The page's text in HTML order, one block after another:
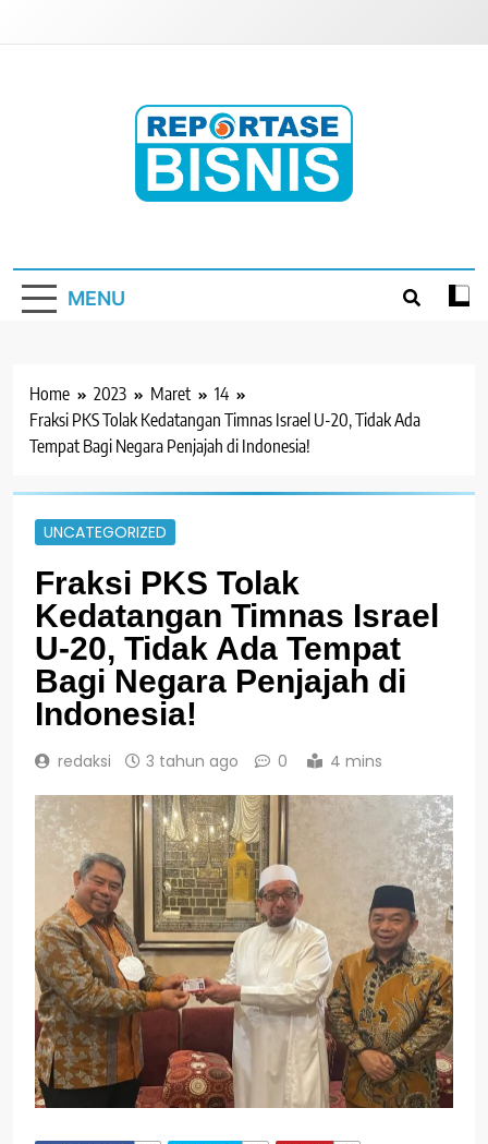
MENU
Home 2023 Maret
14
Fraksi PKS Tolak Kedatangan Timnas Israel U-20, Tidak Ada
Tempat Bagi Negara Penjajah di Indonesia!
UNCATEGORIZED
Fraksi PKS Tolak
Kedatangan Timnas Israel
U-20, Tidak Ada Tempat
Bagi Negara Penjajah di
Indonesia!
redaksi 3 tahun ago 0 4 mins